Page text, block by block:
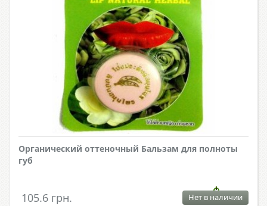
Органический оттеночный Бальзам для полноты
губ
105.6 грн. Нет в наличии